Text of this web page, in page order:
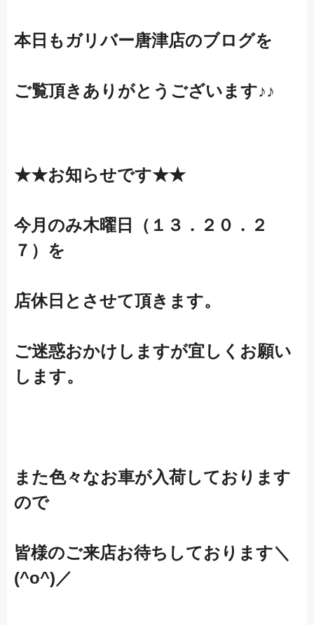
本日もガリバー唐津店のブログを
ご覧頂きありがとうございます♪♪
★★お知らせです★★
今月のみ木曜日（１３．２０．２
７）を
店休日とさせて頂きます。
ご迷惑おかけしますが宜しくお願い
します。
また色々なお車が入荷しております
ので
皆様のご来店お待ちしております＼
(^o^)／